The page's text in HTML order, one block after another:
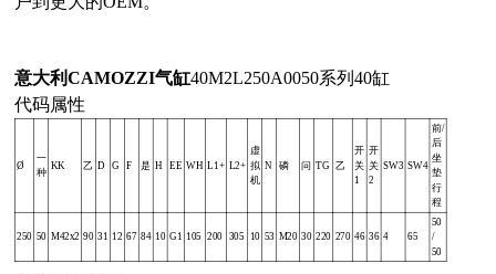
意大利CAMOZZI气缸40M2L250A0050系列40缸
代码属性
Ø
一
种
KK 乙 D G F 是 H EE WH L1+ L2+
虚
拟
机
N 磷 问 TG 乙
开
关
1
开
关
2
SW3 SW4
前/
后
坐
垫
行
程
250 50 M42x2 90 31 12 67 84 10 G1 105 200 305 10 53 M20 30 220 270 46 36 4 65
50
/
50